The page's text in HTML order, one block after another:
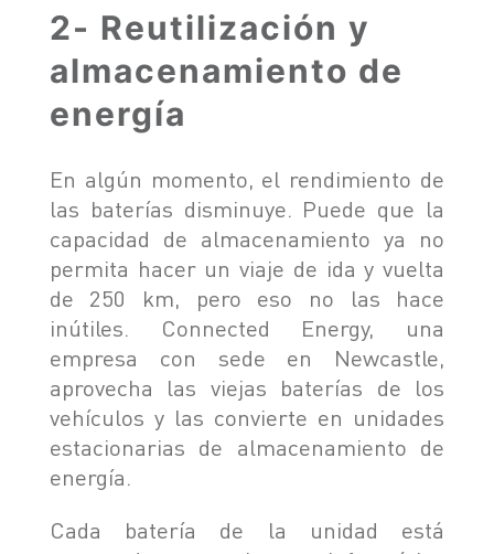
2- Reutilización y
almacenamiento de
energía
En algún momento, el rendimiento de
las baterías disminuye. Puede que la
capacidad de almacenamiento ya no
permita hacer un viaje de ida y vuelta
de 250 km, pero eso no las hace
inútiles. Connected Energy, una
empresa con sede en Newcastle,
aprovecha las viejas baterías de los
vehículos y las convierte en unidades
estacionarias de almacenamiento de
energía.
Cada batería de la unidad está